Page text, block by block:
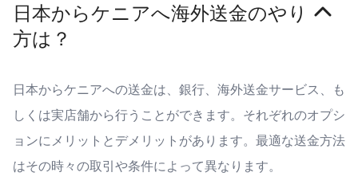
日本からケニアへ海外送金のやり
方は？
日本からケニアへの送金は、銀行、海外送金サービス、も
しくは実店舗から行うことができます。それぞれのオプシ
ョンにメリットとデメリットがあります。最適な送金方法
はその時々の取引や条件によって異なります。